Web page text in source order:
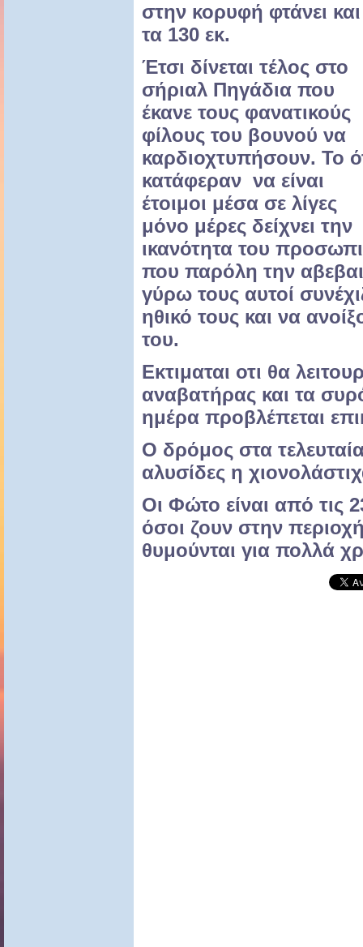
στην κορυφή φτάνει και
τα 130 εκ.
Έτσι δίνεται τέλος στο
σήριαλ Πηγάδια που
έκανε τους φανατικούς
φίλους του βουνού να
καρδιοχτυπήσουν. Το
κατάφεραν να είναι
έτοιμοι μέσα σε λίγες
μόνο μέρες δείχνει την
ικανότητα του
που παρόλη την
γύρω τους αυτοί
ηθικό τους και να
του.
Εκτιμαται οτι θα
αναβατήρας και τα
ημέρα προβλέπεται
Ο δρόμος στα
αλυσίδες η
Οι Φώτο είναι από τις
όσοι ζουν στην
θυμούνται για πολλά